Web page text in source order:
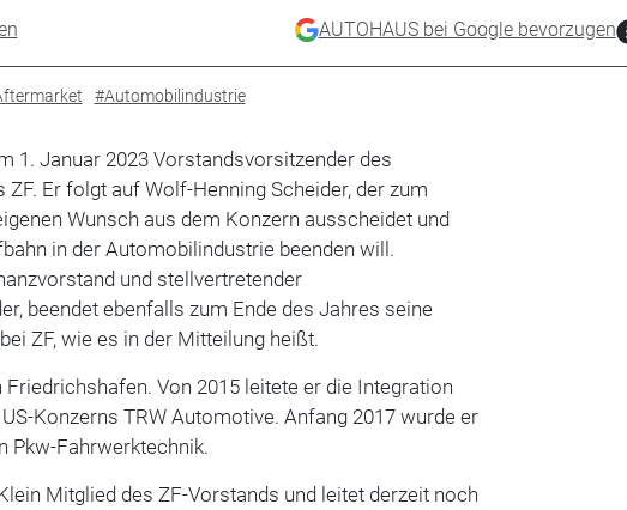
AUTOHAUS bei Google bevorzugen
#Automobilindustrie
1. Januar 2023 Vorstandsvorsitzender des
Er folgt auf Wolf-Henning Scheider, der zum
Wunsch aus dem Konzern ausscheidet und
in der Automobilindustrie beenden will.
und stellvertretender
beendet ebenfalls zum Ende des Jahres seine
ZF, wie es in der Mitteilung heißt.
Friedrichshafen. Von 2015 leitete er die Integration
Konzerns TRW Automotive. Anfang 2017 wurde er
Pkw-Fahrwerktechnik.
Mitglied des ZF-Vorstands und leitet derzeit noch